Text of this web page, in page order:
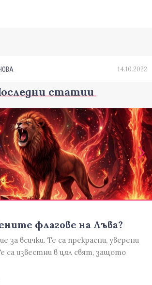
14.10.2022
статии
флагове на Лъва?
за всички. Те са прекрасни, уверени
са известни в цял свят, защото